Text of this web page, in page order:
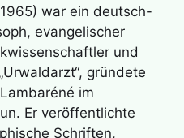
war ein deutsch-
evangelischer
und
gründete
im
Er veröffentlichte
Schriften,